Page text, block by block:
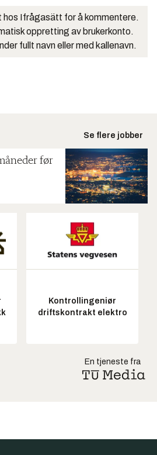
Ifrågasätt for å kommentere.
oppretting av brukerkonto.
fullt navn eller med kallenavn.
Se flere jobber
før
Kontrollingeniør
driftskontrakt elektro
En tjeneste fra